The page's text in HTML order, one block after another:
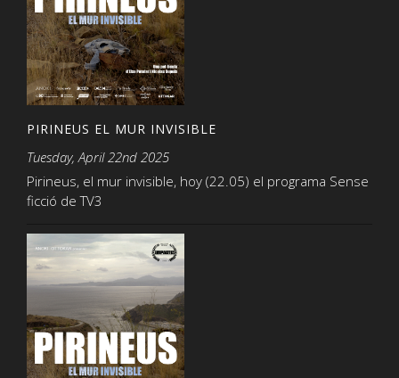
PIRINEUS EL MUR INVISIBLE
Tuesday, April 22nd 2025
Pirineus, el mur invisible, hoy (22.05) el programa Sense
ficció de TV3